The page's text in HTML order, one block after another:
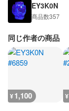
EY3K0N
商品数357
同じ作者の商品
¥1,100 ¥